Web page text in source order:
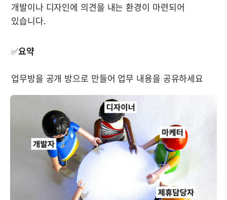
개발이나 디자인에 의견을 내는 환경이 마련되어
있습니다.
✅요약
업무방을 공개 방으로 만들어 업무 내용을 공유하세요